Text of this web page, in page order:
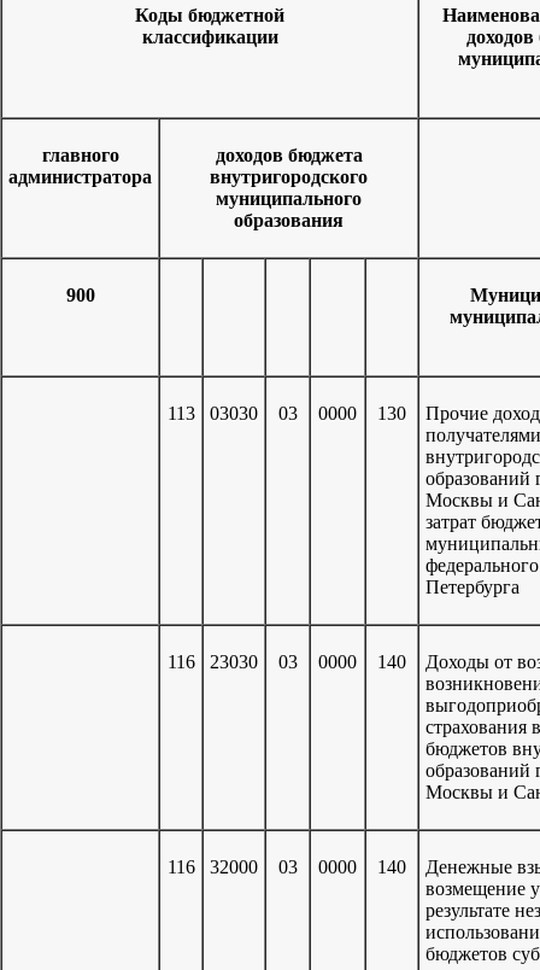
Коды бюджетной
классификации
главного
администратора
доходов бюджета
внутригородского
муниципального
образования
900
113 03030 03 0000 130
Прочие
образований
Москвы и
затрат
Петербурга
116 23030 03 0000 140
Доходы от
страхования
бюджетов
образований
Москвы и
116 32000 03 0000 140
Денежные
возмещение
результате
бюджетов